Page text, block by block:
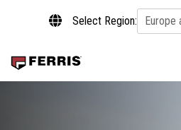
main
content.
Select Region: